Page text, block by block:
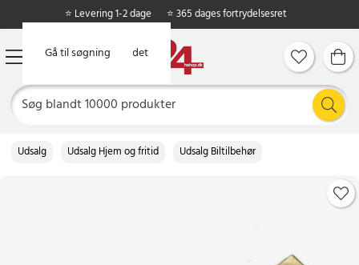
Gå til hovedindholdet
Gå til søgning
⭐ Levering 1-2 dage ⭐ 365 dages fortrydelsesret
Udsalg Udsalg Hjem og fritid Udsalg Biltilbehør